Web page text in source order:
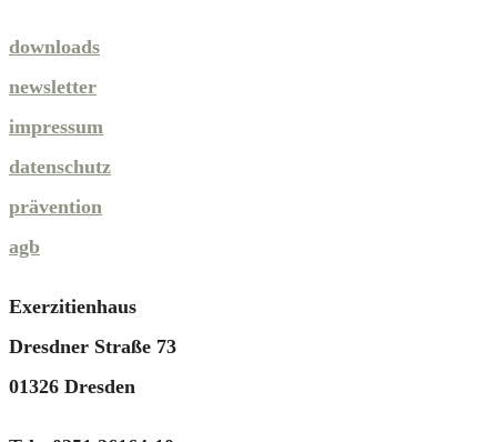
downloads
newsletter
impressum
datenschutz
prävention
agb
Exerzitienhaus
Dresdner Straße 73
01326 Dresden